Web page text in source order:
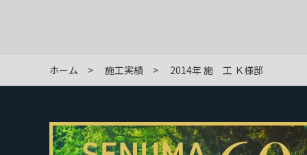
ホーム 施工実績 2014年 施 工 Ｋ様邸